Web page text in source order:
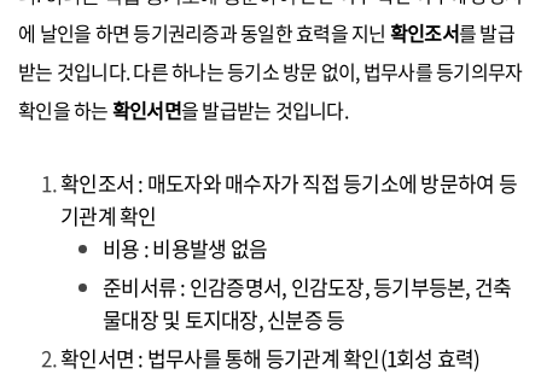
에 날인을 하면 등기권리증과 동일한 효력을 지닌 확인조서를 발급
받는 것입니다. 다른 하나는 등기소 방문 없이, 법무사를 등기의무자
확인을 하는확인서면을 발급받는 것입니다.
확인조서 : 매도자와 매수자가 직접 등기소에 방문하여 등
기관계 확인
비용 : 비용발생 없음
준비서류 : 인감증명서, 인감도장, 등기부등본, 건축
물대장 및 토지대장, 신분증 등
확인서면 : 법무사를 통해 등기관계 확인(1회성 효력)